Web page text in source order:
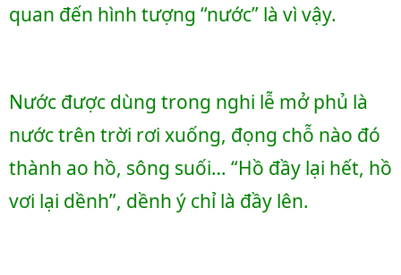
quan đến hình tượng “nước” là vì vậy.
Nước được dùng trong nghi lễ mở phủ là
nước trên trời rơi xuống, đọng chỗ nào đó
thành ao hồ, sông suối… “Hồ đầy lại hết, hồ
vơi lại dềnh”, dềnh ý chỉ là đầy lên.